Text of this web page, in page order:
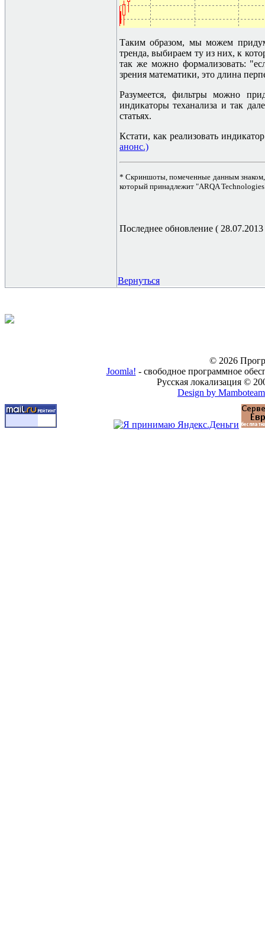
Таким образом, мы можем
тренда, выбираем ту из них, к
так же можно формализовать:
зрения математики, это длина
Разумеется, фильтры можно
индикаторы теханализа и так
статьях.
Кстати, как реализовать
анонс.)
* Скриншоты, помеченные данным
который принадлежит "ARQA
Последнее обновление ( 28.07.2013
Вернуться
© 2026
Joomla! - свободное программное
Русская локализация ©
Design by